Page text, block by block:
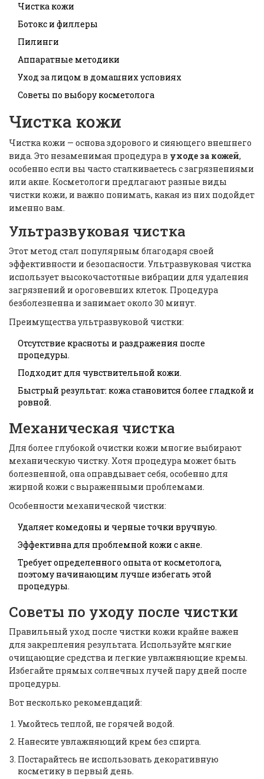
Чистка кожи
Ботокс и филлеры
Пилинги
Аппаратные методики
Уход за лицом в домашних условиях
Советы по выбору косметолога
Чистка кожи
Чистка кожи — основа здорового и сияющего внешнего
вида. Это незаменимая процедура в уходе за кожей,
особенно если вы часто сталкиваетесь с загрязнениями
или акне. Косметологи предлагают разные виды
чистки кожи, и важно понимать, какая из них подойдет
именно вам.
Ультразвуковая чистка
Этот метод стал популярным благодаря своей
эффективности и безопасности. Ультразвуковая чистка
использует высокочастотные вибрации для удаления
загрязнений и ороговевших клеток. Процедура
безболезненна и занимает около 30 минут.
Преимущества ультразвуковой чистки:
Отсутствие красноты и раздражения после
процедуры.
Подходит для чувствительной кожи.
Быстрый результат: кожа становится более гладкой и
ровной.
Механическая чистка
Для более глубокой очистки кожи многие выбирают
механическую чистку. Хотя процедура может быть
болезненной, она оправдывает себя, особенно для
жирной кожи с выраженными проблемами.
Особенности механической чистки:
Удаляет комедоны и черные точки вручную.
Эффективна для проблемной кожи с акне.
Требует определенного опыта от косметолога,
поэтому начинающим лучше избегать этой
процедуры.
Советы по уходу после чистки
Правильный уход после чистки кожи крайне важен
для закрепления результата. Используйте мягкие
очищающие средства и легкие увлажняющие кремы.
Избегайте прямых солнечных лучей пару дней после
процедуры.
Вот несколько рекомендаций:
Умойтесь теплой, не горячей водой.
Нанесите увлажняющий крем без спирта.
Постарайтесь не использовать декоративную
косметику в первый день.